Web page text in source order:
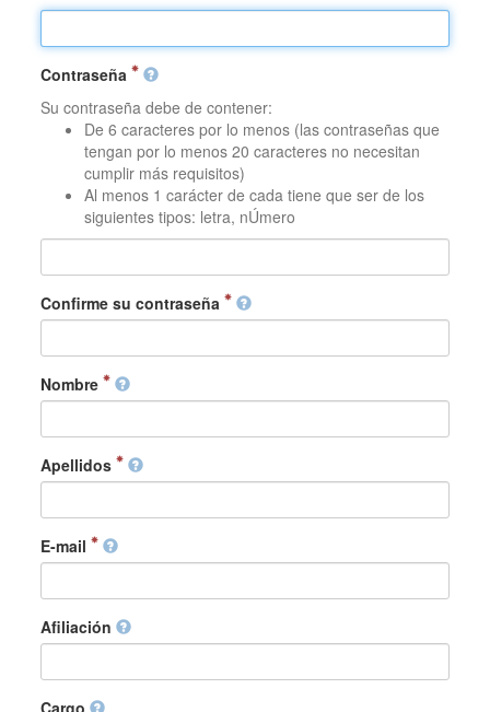
Contraseña
Su contraseña debe de contener:
De 6 caracteres por lo menos (las contraseñas que
tengan por lo menos 20 caracteres no necesitan
cumplir más requisitos)
Al menos 1 carácter de cada tiene que ser de los
siguientes tipos: letra, nÚmero
Confirme su contraseña
Nombre
Apellidos
E-mail
Afiliación
Cargo